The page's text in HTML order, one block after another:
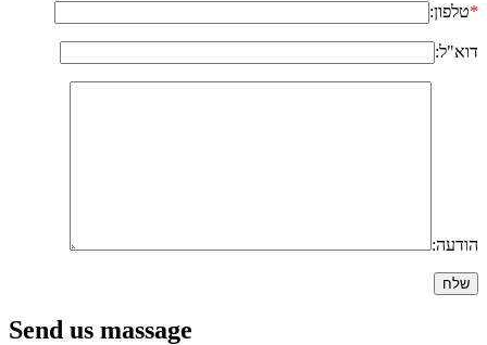
*טלפון:
דוא"ל:
הודעה:
Send us massage